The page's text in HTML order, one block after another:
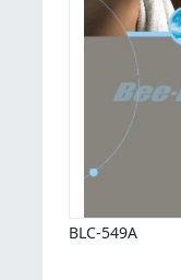
BLC-549A